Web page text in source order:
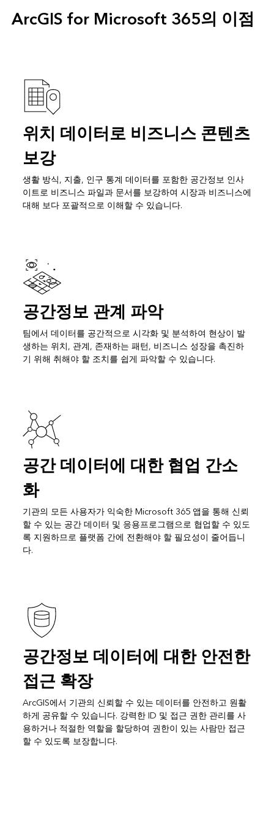
ArcGIS for Microsoft 365의 이점
위치 데이터로 비즈니스 콘텐츠
보강
생활 방식, 지출, 인구 통계 데이터를 포함한 공간정보 인사
이트로 비즈니스 파일과 문서를 보강하여 시장과 비즈니스에
대해 보다 포괄적으로 이해할 수 있습니다.
공간정보 관계 파악
팀에서 데이터를 공간적으로 시각화 및 분석하여 현상이 발
생하는 위치, 관계, 존재하는 패턴, 비즈니스 성장을 촉진하
기 위해 취해야 할 조치를 쉽게 파악할 수 있습니다.
공간 데이터에 대한 협업 간소
화
기관의 모든 사용자가 익숙한 Microsoft 365 앱을 통해 신뢰
할 수 있는 공간 데이터 및 응용프로그램으로 협업할 수 있도
록 지원하므로 플랫폼 간에 전환해야 할 필요성이 줄어듭니
다.
공간정보 데이터에 대한 안전한
접근 확장
ArcGIS에서 기관의 신뢰할 수 있는 데이터를 안전하고 원활
하게 공유할 수 있습니다. 강력한 ID 및 접근 권한 관리를 사
용하거나 적절한 역할을 할당하여 권한이 있는 사람만 접근
할 수 있도록 보장합니다.